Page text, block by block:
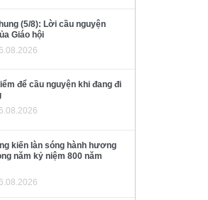
(5/8): Lời cầu nguyện
Giáo hội
để cầu nguyện khi đang đi
kiến làn sóng hành hương
năm kỷ niệm 800 năm